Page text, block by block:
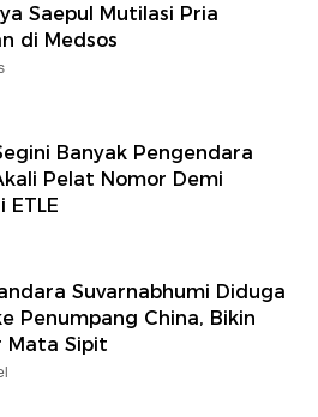
Saepul Mutilasi Pria
di Medsos
Banyak Pengendara
Pelat Nomor Demi
ETLE
Suvarnabhumi Diduga
Penumpang China, Bikin
Mata Sipit